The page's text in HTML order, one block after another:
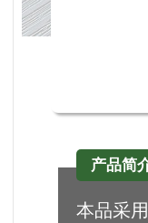
产品简
本品采